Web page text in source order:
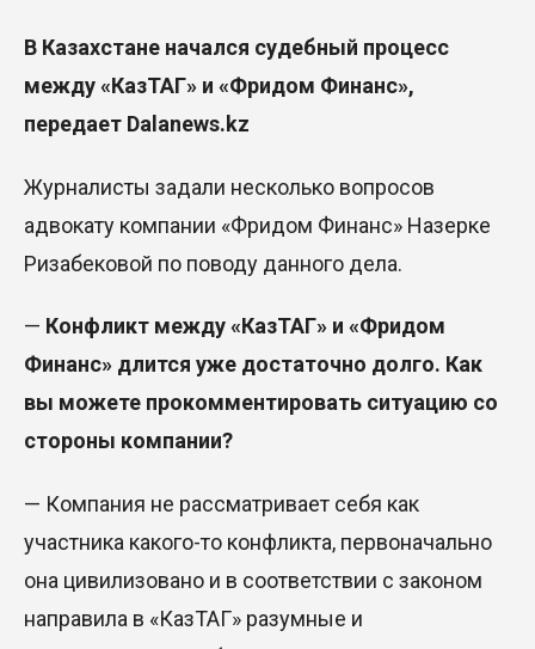
В Казахстане начался судебный процесс
между «КазТАГ» и «Фридом Финанс»,
передает Dalanews.kz
Журналисты задали несколько вопросов
адвокату компании «Фридом Финанс» Назерке
Ризабековой по поводу данного дела.
— Конфликт между «КазТАГ» и «Фридом
Финанс» длится уже достаточно долго. Как
вы можете прокомментировать ситуацию со
стороны компании?
— Компания не рассматривает себя как
участника какого-то конфликта, первоначально
она цивилизовано и в соответствии с законом
направила в «КазТАГ» разумные и